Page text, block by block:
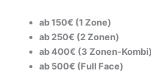
ab 150€ (1 Zone)
ab 250€ (2 Zonen)
ab 400€ (3 Zonen-Kombi)
ab 500€ (Full Face)